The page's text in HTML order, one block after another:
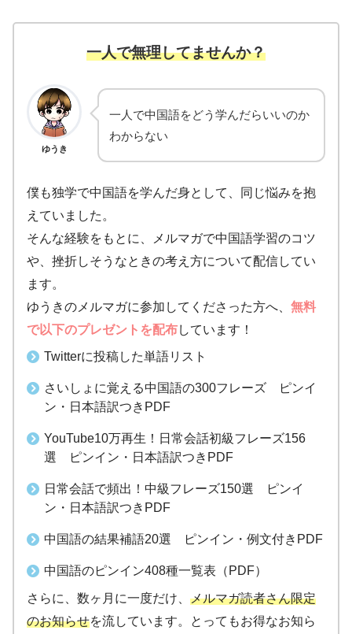
一人で無理してませんか？
ゆうき
一人で中国語をどう学んだらいいのか
わからない
僕も独学で中国語を学んだ身として、同じ悩みを抱
えていました。
そんな経験をもとに、メルマガで中国語学習のコツ
や、挫折しそうなときの考え方について配信してい
ます。
ゆうきのメルマガに参加してくださった方へ、 無料
で以下のプレゼントを配布しています！
Twitterに投稿した単語リスト
さいしょに覚える中国語の300フレーズ ピンイ
ン・日本語訳つきPDF
YouTube10万再生！日常会話初級フレーズ156
選 ピンイン・日本語訳つきPDF
日常会話で頻出！中級フレーズ150選 ピンイ
ン・日本語訳つきPDF
中国語の結果補語20選 ピンイン・例文付きPDF
中国語のピンイン408種一覧表（PDF）
さらに、数ヶ月に一度だけ、 メルマガ読者さん限定
のお知らせを流しています。とってもお得なお知ら